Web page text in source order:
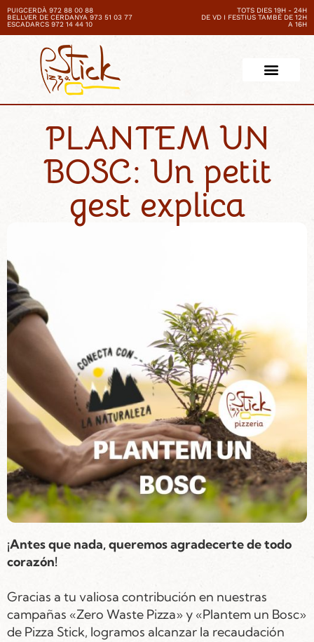
PUIGCERDÀ 972 88 00 88
BELLVER DE CERDANYA 973 51 03 77
ESCADARCS 972 14 44 10
TOTS DIES 19H - 24H
DE VD I FESTIUS TAMBÉ DE 12H
A 16H
PLANTEM UN
BOSC: Un petit
gest explica
¡Antes que nada, queremos agradecerte de todo
corazón!
Gracias a tu valiosa contribución en nuestras
campañas «Zero Waste Pizza» y «Plantem un Bosc»
de Pizza Stick, logramos alcanzar la recaudación